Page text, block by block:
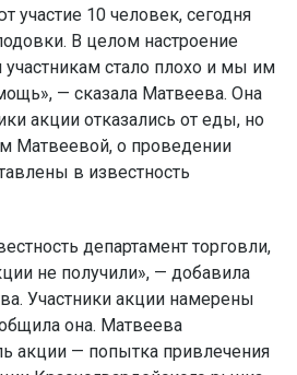
участие 10 человек, сегодня
В целом настроение
стало плохо и мы им
— сказала Матвеева. Она
акции отказались от еды, но
Матвеевой, о проведении
в известность
департамент торговли,
не получили», — добавила
Участники акции намерены
она. Матвеева
акции — попытка привлечения